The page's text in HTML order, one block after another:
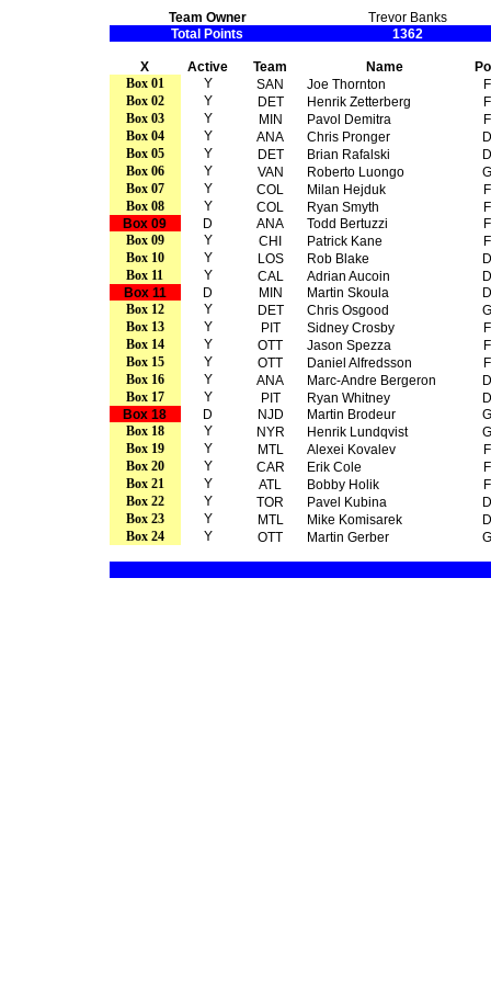
Team Owner
Trevor Banks
Total Points
1362
X Active Team Name
Box 01
Y SAN Joe Thornton
F
Box 02
Y DET Henrik Zetterberg
F
Box 03
Y MIN Pavol Demitra
F
Box 04
Y ANA Chris Pronger
D
Box 05
Y DET Brian Rafalski
D
Box 06
Y VAN Roberto Luongo
G
Box 07
Y COL Milan Hejduk
F
Box 08
Y COL Ryan Smyth
F
Box 09
D ANA Todd Bertuzzi
F
Box 09
Y CHI Patrick Kane
F
Box 10
Y LOS Rob Blake
D
Box 11
Y CAL Adrian Aucoin
D
Box 11
D MIN Martin Skoula
D
Box 12
Y DET Chris Osgood
G
Box 13
Y PIT Sidney Crosby
F
Box 14
Y OTT Jason Spezza
F
Box 15
Y OTT Daniel Alfredsson
F
Box 16
Y ANA Marc-Andre Bergeron
D
Box 17
Y PIT Ryan Whitney
D
Box 18
D NJD Martin Brodeur
G
Box 18
Y NYR Henrik Lundqvist
G
Box 19
Y MTL Alexei Kovalev
F
Box 20
Y CAR Erik Cole
F
Box 21
Y ATL Bobby Holik
F
Box 22
Y TOR Pavel Kubina
D
Box 23
Y MTL Mike Komisarek
D
Box 24
Y OTT Martin Gerber G